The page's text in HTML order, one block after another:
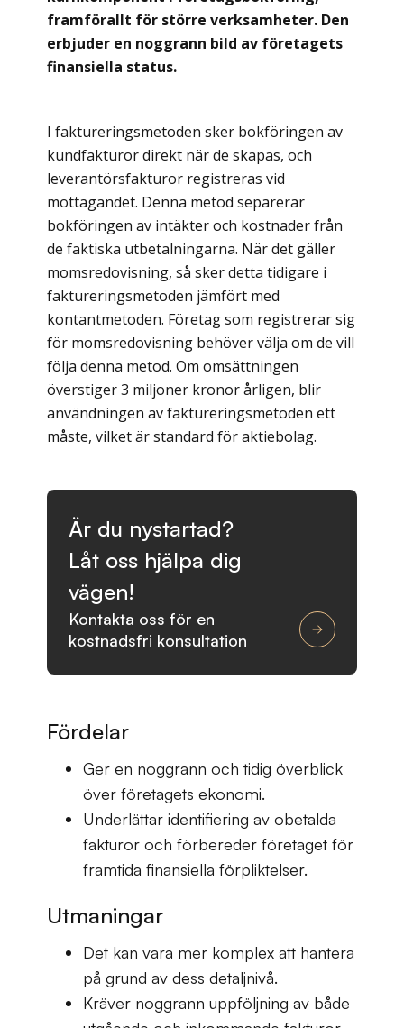
framförallt för större verksamheter. Den
erbjuder en noggrann bild av företagets
finansiella status.
I faktureringsmetoden sker bokföringen av
kundfakturor direkt när de skapas, och
leverantörsfakturor registreras vid
mottagandet. Denna metod separerar
bokföringen av intäkter och kostnader från
de faktiska utbetalningarna. När det gäller
momsredovisning, så sker detta tidigare i
faktureringsmetoden jämfört med
kontantmetoden. Företag som registrerar sig
för momsredovisning behöver välja om de vill
följa denna metod. Om omsättningen
överstiger 3 miljoner kronor årligen, blir
användningen av faktureringsmetoden ett
måste, vilket är standard för aktiebolag.
Är du nystartad?
Låt oss hjälpa dig
vägen!
Kontakta oss för en
kostnadsfri konsultation
Fördelar
Ger en noggrann och tidig överblick
över företagets ekonomi.
Underlättar identifiering av obetalda
fakturor och förbereder företaget för
framtida finansiella förpliktelser.
Utmaningar
Det kan vara mer komplex att hantera
på grund av dess detaljnivå.
Kräver noggrann uppföljning av både